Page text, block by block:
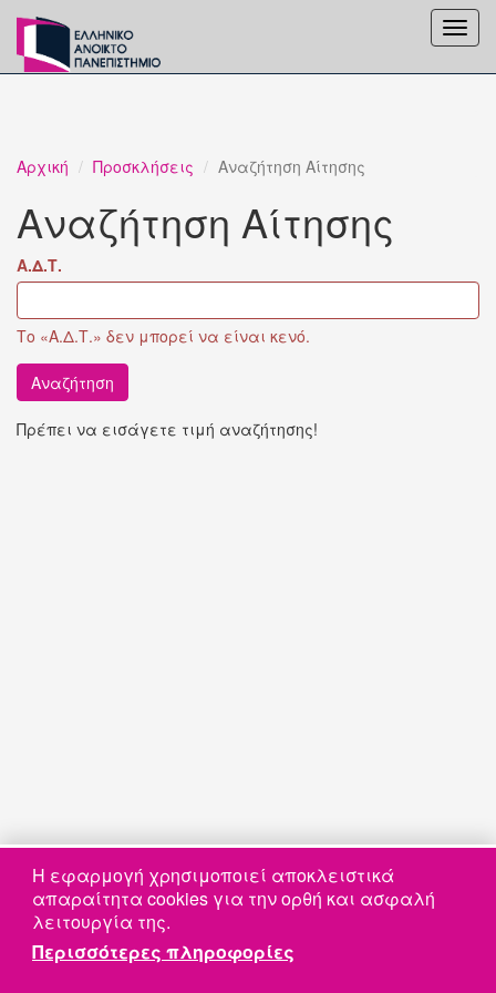
Αρχική Προσκλήσεις Αναζήτηση Αίτησης
Αναζήτηση Αίτησης
Α.Δ.Τ.
Το «Α.Δ.Τ.» δεν μπορεί να είναι κενό.
Αναζήτηση
Πρέπει να εισάγετε τιμή αναζήτησης!
Η εφαρμογή χρησιμοποιεί αποκλειστικά
απαραίτητα cookies για την ορθή και ασφαλή
λειτουργία της.
Περισσότερες πληροφορίες